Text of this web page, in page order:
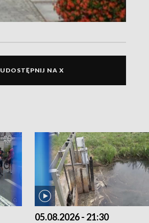
UDOSTĘPNIJ NA X
05.08.2026 - 21:30